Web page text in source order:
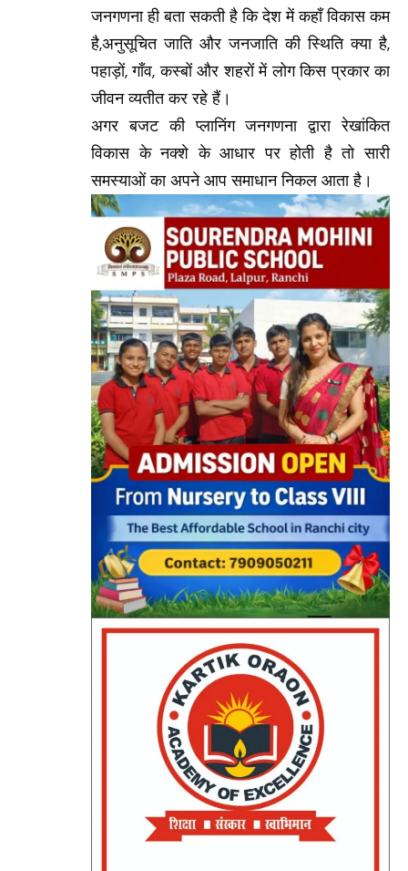
जनगणना ही बता सकती है कि देश में कहाँ विकास कम
है,अनुसूचित जाति और जनजाति की स्थिति क्या है,
पहाड़ों, गाँव, कस्बों और शहरों में लोग किस प्रकार का
जीवन व्यतीत कर रहे हैं।
अगर बजट की प्लानिंग जनगणना द्वारा रेखांकित
विकास के नक्शे के आधार पर होती है तो सारी
समस्याओं का अपने आप समाधान निकल आता है।